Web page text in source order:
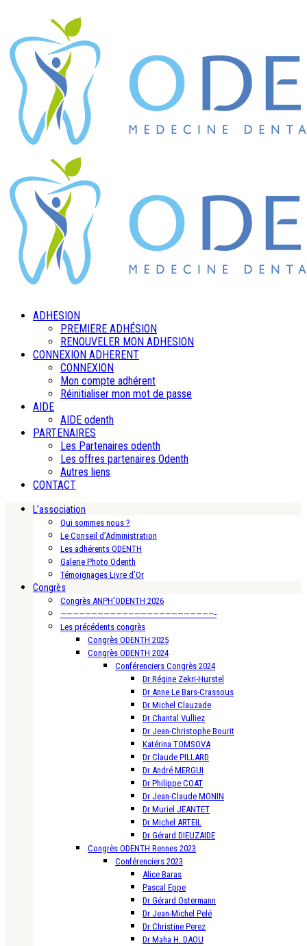
ADHESION
PREMIERE ADHÉSION
RENOUVELER MON ADHESION
CONNEXION ADHERENT
CONNEXION
Mon compte adhérent
Réinitialiser mon mot de passe
AIDE
AIDE odenth
PARTENAIRES
Les Partenaires odenth
Les offres partenaires Odenth
Autres liens
CONTACT
L’association
Qui sommes nous ?
Le Conseil d’Administration
Les adhérents ODENTH
Galerie Photo Odenth
Témoignages Livre d’Or
Congrès
Congrès ANPH’ODENTH 2026
—————————————————————————-
Les précédents congrès
Congrès ODENTH 2025
Congrès ODENTH 2024
Conférenciers Congrès 2024
Dr Régine Zekri-Hurstel
Dr Anne Le Bars-Crassous
Dr Michel Clauzade
Dr Chantal Vulliez
Dr Jean-Christophe Bourit
Katérina TOMSOVA
Dr Claude PILLARD
Dr André MERGUI
Dr Philippe COAT
Dr Jean-Claude MONIN
Dr Muriel JEANTET
Dr Michel ARTEIL
Dr Gérard DIEUZAIDE
Congrès ODENTH Rennes 2023
Conférenciers 2023
Alice Baras
Pascal Eppe
Dr Gérard Ostermann
Dr Jean-Michel Pelé
Dr Christine Perez
Dr Maha H. DAOU